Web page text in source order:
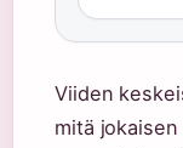
Viiden
mitä